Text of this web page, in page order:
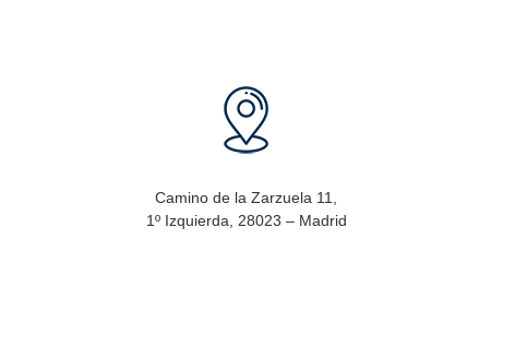
Camino de la Zarzuela 11,
1º Izquierda, 28023 – Madrid